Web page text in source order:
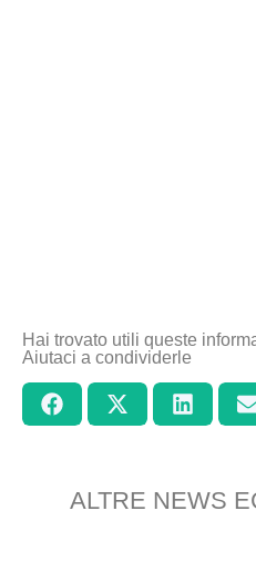
Hai trovato utili queste
Aiutaci a condividerle
ALTRE NEWS